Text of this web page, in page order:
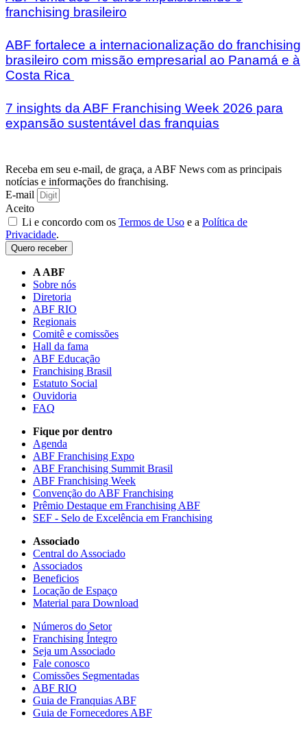
franchising brasileiro
ABF fortalece a internacionalização do franchising
brasileiro com missão empresarial ao Panamá e à
Costa Rica
7 insights da ABF Franchising Week 2026 para
expansão sustentável das franquias
Receba em seu e-mail, de graça, a ABF News com as principais
notícias e informações do franchising.
E-mail
Aceito
Li e concordo com os Termos de Uso e a Política de
Privacidade.
Quero receber
A ABF
Sobre nós
Diretoria
ABF RIO
Regionais
Comitê e comissões
Hall da fama
ABF Educação
Franchising Brasil
Estatuto Social
Ouvidoria
FAQ
Fique por dentro
Agenda
ABF Franchising Expo
ABF Franchising Summit Brasil
ABF Franchising Week
Convenção do ABF Franchising
Prêmio Destaque em Franchising ABF
SEF - Selo de Excelência em Franchising
Associado
Central do Associado
Associados
Beneficios
Locação de Espaço
Material para Download
Números do Setor
Franchising Íntegro
Seja um Associado
Fale conosco
Comissões Segmentadas
ABF RIO
Guia de Franquias ABF
Guia de Fornecedores ABF